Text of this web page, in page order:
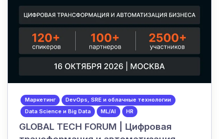
Маркетинг
DevOps, SRE и облачные технологии
Data Science и Big Data
ML/AI HR
GLOBAL TECH FORUM | Цифровая